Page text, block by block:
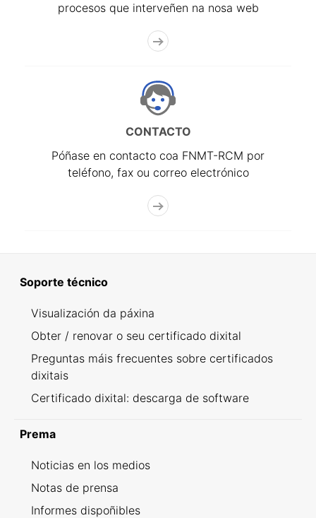
procesos que interveñen na nosa web
CONTACTO
Póñase en contacto coa FNMT-RCM por
teléfono, fax ou correo electrónico
Soporte técnico
Visualización da páxina
Obter / renovar o seu certificado dixital
Preguntas máis frecuentes sobre certificados
dixitais
Certificado dixital: descarga de software
Prema
Noticias en los medios
Notas de prensa
Informes dispoñibles